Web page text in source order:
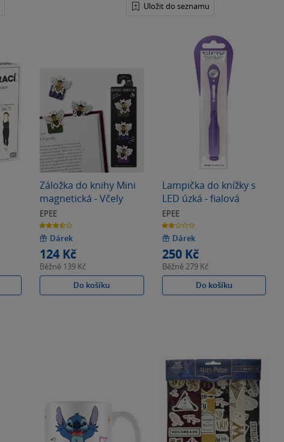
Uložit do seznamu
Záložka do knihy Mini
magnetická - Včely
EPEE
3.5
z
5
hvězdiček
Dárek
124 Kč
Běžně 139 Kč
Do košíku
Lampička do knížky s
LED úzká - fialová
EPEE
2.0
z
5
hvězdiček
Dárek
250 Kč
Běžně279 Kč
Do košíku